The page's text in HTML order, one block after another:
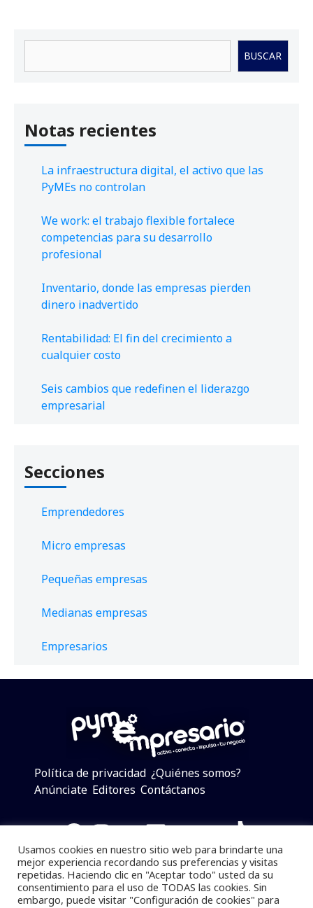
BUSCAR
Notas recientes
La infraestructura digital, el activo que las
PyMEs no controlan
We work: el trabajo flexible fortalece
competencias para su desarrollo
profesional
Inventario, donde las empresas pierden
dinero inadvertido
Rentabilidad: El fin del crecimiento a
cualquier costo
Seis cambios que redefinen el liderazgo
empresarial
Secciones
Emprendedores
Micro empresas
Pequeñas empresas
Medianas empresas
Empresarios
Política de privacidad ¿Quiénes somos?
Anúnciate Editores Contáctanos
Facebook
Instagram
Twitter
LinkedIn
Telegram
YouTube
TikTok
Pymempresario © 2025 Todos los derechos reservados.
Usamos cookies en nuestro sitio web para brindarte una
mejor experiencia recordando sus preferencias y visitas
repetidas. Haciendo clic en "Aceptar todo" usted da su
consentimiento para el uso de TODAS las cookies. Sin
embargo, puede visitar "Configuración de cookies" para